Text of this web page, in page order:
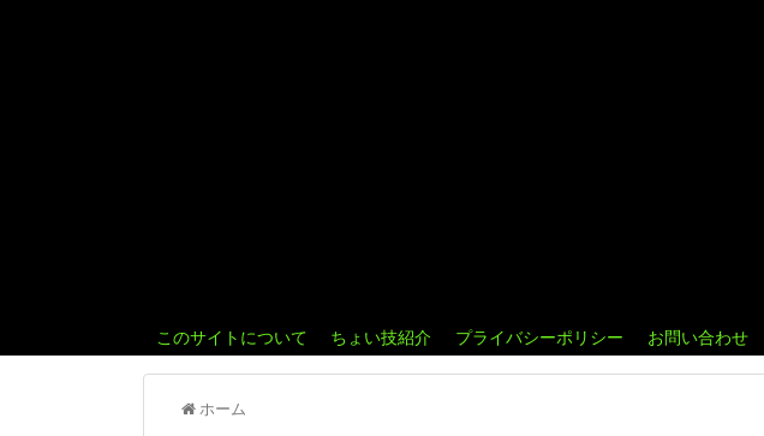
このサイトについて ちょい技紹介 プライバシーポリシー お問い合わせ
ホーム